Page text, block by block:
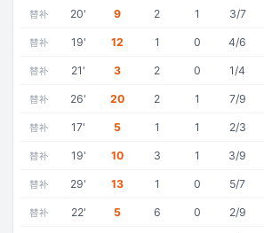
替补 20' 9 2 1 3/7
替补 19' 12 1 0 4/6
替补 21' 3 2 0 1/4
替补 26' 20 2 1 7/9
替补 17' 5 1 1 2/3
替补 19' 10 3 1 3/9
替补 29' 13 1 0 5/7
替补 22' 5 6 0 2/9